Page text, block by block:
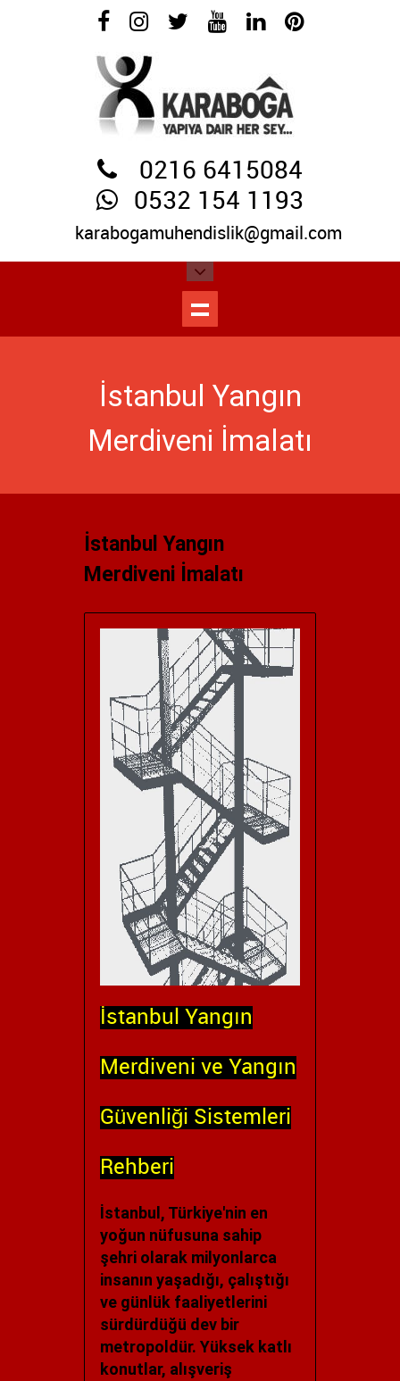
0216 6415084
0532 154 1193
karabogamuhendislik@gmail.com
İstanbul Yangın
Merdiveni İmalatı
İstanbul Yangın
Merdiveni İmalatı
İstanbul Yangın
Merdiveni ve Yangın
Güvenliği Sistemleri
Rehberi
İstanbul, Türkiye'nin en
yoğun nüfusuna sahip
şehri olarak milyonlarca
insanın yaşadığı, çalıştığı
ve günlük faaliyetlerini
sürdürdüğü dev bir
metropoldür. Yüksek katlı
konutlar, alışveriş